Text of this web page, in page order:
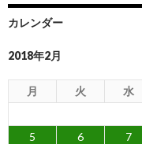
カレンダー
2018年2月
月 火 水
5
6 7